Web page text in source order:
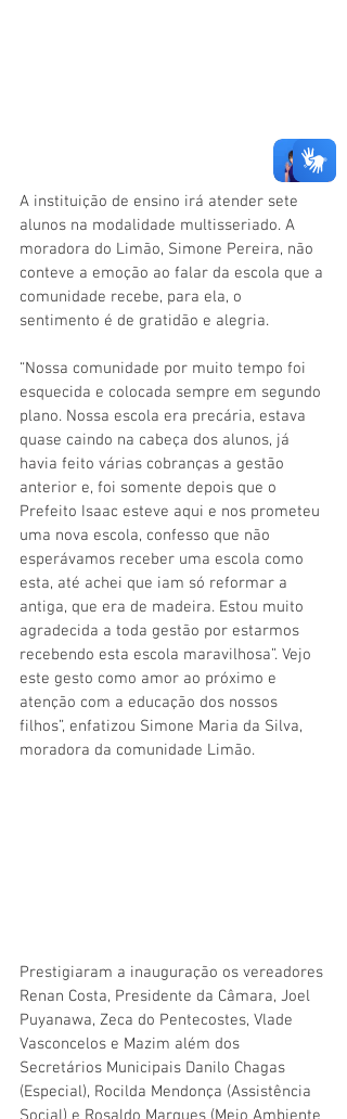
A instituição de ensino irá atender sete
alunos na modalidade multisseriado. A
moradora do Limão, Simone Pereira, não
conteve a emoção ao falar da escola que a
comunidade recebe, para ela, o
sentimento é de gratidão e alegria.
“Nossa comunidade por muito tempo foi
esquecida e colocada sempre em segundo
plano. Nossa escola era precária, estava
quase caindo na cabeça dos alunos, já
havia feito várias cobranças a gestão
anterior e, foi somente depois que o
Prefeito Isaac esteve aqui e nos prometeu
uma nova escola, confesso que não
esperávamos receber uma escola como
esta, até achei que iam só reformar a
antiga, que era de madeira. Estou muito
agradecida a toda gestão por estarmos
recebendo esta escola maravilhosa”. Vejo
este gesto como amor ao próximo e
atenção com a educação dos nossos
filhos”, enfatizou Simone Maria da Silva,
moradora da comunidade Limão.
Prestigiaram a inauguração os vereadores
Renan Costa, Presidente da Câmara, Joel
Puyanawa, Zeca do Pentecostes, Vlade
Vasconcelos e Mazim além dos
Secretários Municipais Danilo Chagas
(Especial), Rocilda Mendonça (Assistência